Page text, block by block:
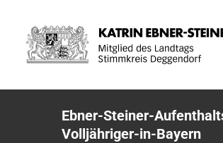
Inhalt
springen
Ebner-Steiner-
Volljähriger-in-Bayern